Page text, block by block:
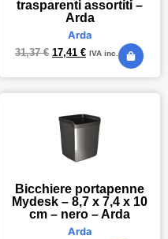
trasparenti assortiti –
Arda
Arda
31,37€ 17,41 € IVA inc.
Bicchiere portapenne
Mydesk – 8,7 x 7,4 x 10
cm – nero – Arda
Arda